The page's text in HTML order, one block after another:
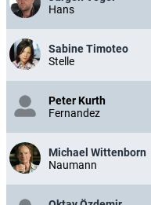
Hans
Sabine Timoteo
Stelle
Peter Kurth
Fernandez
Michael Wittenborn
Naumann